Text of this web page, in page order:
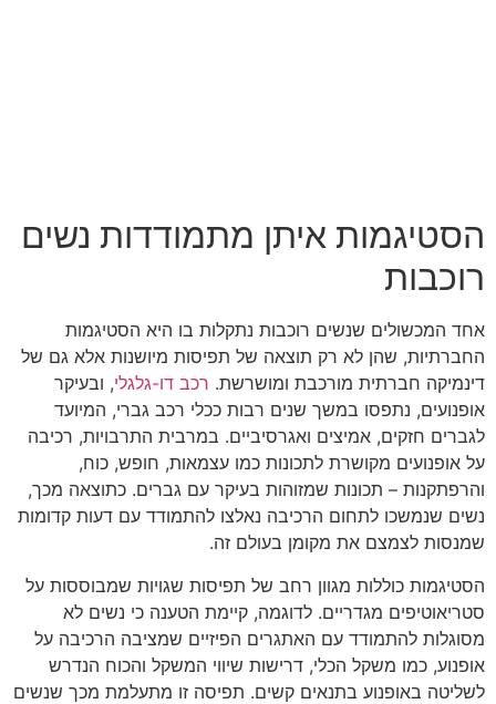
הסטיגמות איתן מתמודדות נשים
רוכבות
אחד המכשולים שנשים רוכבות נתקלות בו היא הסטיגמות
החברתיות, שהן לא רק תוצאה של תפיסות מיושנות אלא גם של
דינמיקה חברתית מורכבת ומושרשת. רכב דו-גלגלי, ובעיקר
אופנועים, נתפסו במשך שנים רבות ככלי רכב גברי, המיועד
לגברים חזקים, אמיצים ואגרסיביים. במרבית התרבויות, רכיבה
על אופנועים מקושרת לתכונות כמו עצמאות, חופש, כוח,
והרפתקנות – תכונות שמזוהות בעיקר עם גברים. כתוצאה מכך,
נשים שנמשכו לתחום הרכיבה נאלצו להתמודד עם דעות קדומות
שמנסות לצמצם את מקומן בעולם זה.
הסטיגמות כוללות מגוון רחב של תפיסות שגויות שמבוססות על
סטריאוטיפים מגדריים. לדוגמה, קיימת הטענה כי נשים לא
מסוגלות להתמודד עם האתגרים הפיזיים שמציבה הרכיבה על
אופנוע, כמו משקל הכלי, דרישות שיווי המשקל והכוח הנדרש
לשליטה באופנוע בתנאים קשים. תפיסה זו מתעלמת מכך שנשים